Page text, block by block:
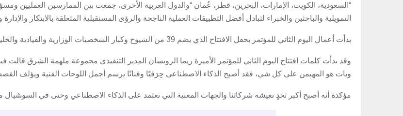
“السعودية، الكويت، الإمارات، البحرين، قطر، عُمان “والدول العربية الأخرى، جمعت بين الممارسين العمليين
التمويلية والباحثين والخبراء لتبادل أفضل التطبيقات العملية الناجحة والرؤى المستقبلية المتعلقة بالابتكار
بدأت أعمال اليوم الثاني للمؤتمر بحفل الافتتاح الذي يضم 39 من الشيوخ وكبار الشخصيات الوزارية والقيادية والخليجية.
وقد بدأت كلمات افتتاح اليوم الثاني للمؤتمر الأميرة ريما الرويسان المدير التنفيذي مجموعة ملهمة الشرق قالت
وبات هو المهيمن على كل شي، فقد أصبح الذكاء الاصطناعي حِرَفيًا وفنانًا يرسم أجمل اللوحات الفنية ويؤلف
مؤكدة أنه أصبح أكبر تحدٍ تعيشه شركاتنا والجهات المعنية التي تعتمد على الذكاء الاصطناعي وحتى في السوشيال